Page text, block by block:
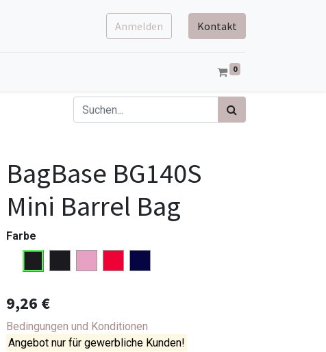
Anmelden Kontakt
0
BagBase BG140S
Mini Barrel Bag
Farbe
9,26 €
Bedingungen und Konditionen
Angebot nur für gewerbliche Kunden!